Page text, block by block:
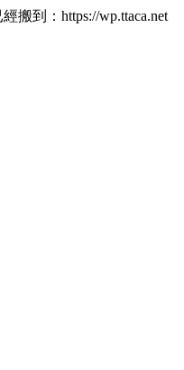
搬到：https://wp.ttaca.net